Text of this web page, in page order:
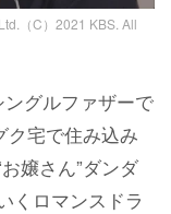
（C）2021 KBS. All
グルファザーで
ク宅で住み込み
嬢さん”ダンダ
くロマンスドラ